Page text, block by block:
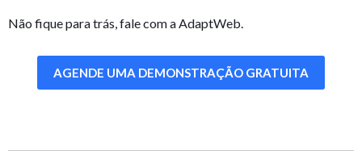
Não fique para trás, fale com a AdaptWeb.
AGENDE UMA DEMONSTRAÇÃO GRATUITA